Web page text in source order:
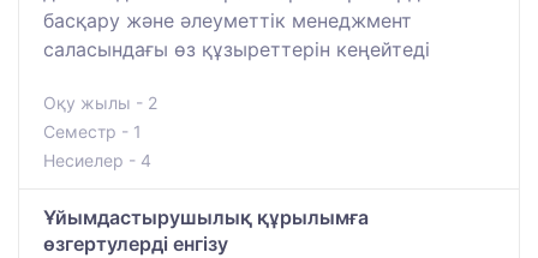
басқару және әлеуметтік менеджмент
саласындағы өз құзыреттерін кеңейтеді
Оқу жылы - 2
Семестр - 1
Несиелер - 4
Ұйымдастырушылық құрылымға
өзгертулерді енгізу